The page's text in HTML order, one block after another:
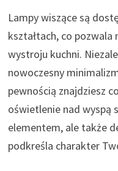
Lampy wiszące są
kształtach, co pozwala
wystroju kuchni.
nowoczesny
pewnością znajdziesz
oświetlenie nad wyspą
elementem, ale także
podkreśla charakter